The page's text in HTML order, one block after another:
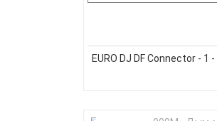
EURO DJ DF Connector -